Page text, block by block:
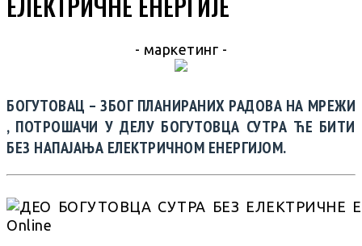
- маркетинг -
БОГУТОВАЦ – ЗБОГ ПЛАНИРАНИХ РАДОВА НА МРЕЖИ
, ПОТРОШАЧИ У ДЕЛУ БОГУТОВЦА СУТРА ЋЕ БИТИ
БЕЗ НАПАЈАЊА ЕЛЕКТРИЧНОМ ЕНЕРГИЈОМ.